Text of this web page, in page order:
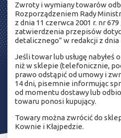
Zwroty i wymiany towarów
Rozporządzeniem Rady
z dnia 11 czerwca 2001 r. nr
zatwierdzenia przepisów
detalicznego” w redakcji z dnia
Jeśli towar lub usługę nabyłeś
niż w sklepie (telefonicznie,
prawo odstąpić od umowy i
14 dni, pisemnie informując
od momentu dostawy lub
towaru ponosi kupujący.
Towary można zwrócić do
Kownie i Kłajpedzie.